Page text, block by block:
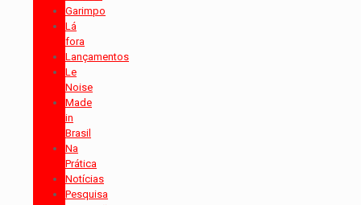
Garimpo
Lá
fora
Lançamentos
Le
Noise
Made
in
Brasil
Na
Prática
Notícias
Pesquisa